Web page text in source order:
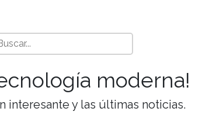
moderna!
interesante y las últimas noticias.